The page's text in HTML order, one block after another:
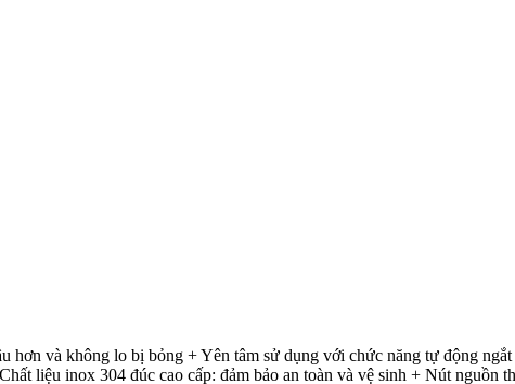
và không lo bị bỏng + Yên tâm sử dụng với chức năng tự động
liệu inox 304 đúc cao cấp: đảm bảo an toàn và vệ sinh + Nút nguồn